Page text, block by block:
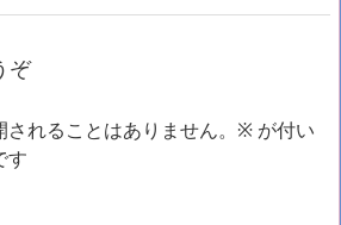
ぞ
れることはありません。 ※ が付い
す